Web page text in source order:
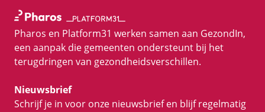
Pharos en Platform31 werken samen aan GezondIn,
een aanpak die gemeenten ondersteunt bij het
terugdringen van gezondheidsverschillen.
Nieuwsbrief
Schrijf je in voor onze nieuwsbrief en blijf regelmatig